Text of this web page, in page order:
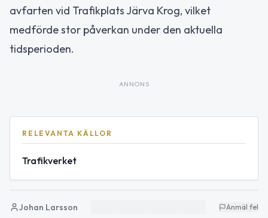
avfarten vid Trafikplats Järva Krog, vilket
medförde stor påverkan under den aktuella
tidsperioden.
ANNONS
RELEVANTA KÄLLOR
Trafikverket
Johan Larsson Anmäl fel